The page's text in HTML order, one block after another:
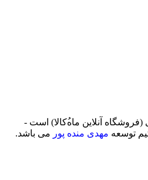
آنلاین ماه‌‌‌‌‌‌ُکالا) است -
توسعه مهدی منده پور می باشد.